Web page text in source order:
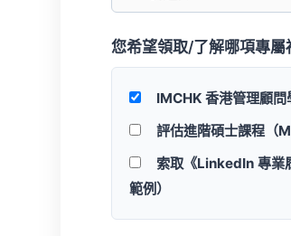
您希望領取/了解哪項專
IMCHK 香港管理顧
評估進階碩士課程（
索取《LinkedIn 專業
範例）